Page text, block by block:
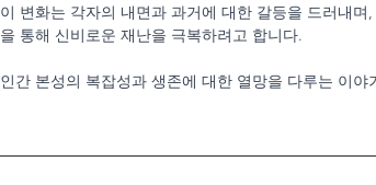
이 변화는 각자의 내면과 과거에 대한 갈등을 드러내
을 통해 신비로운 재난을 극복하려고 합니다.
인간 본성의 복잡성과 생존에 대한 열망을 다루는 이